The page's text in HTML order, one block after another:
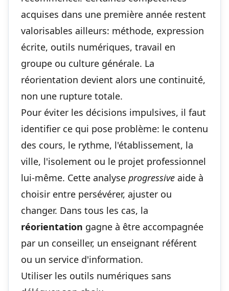
acquises dans une première année restent
valorisables ailleurs: méthode, expression
écrite, outils numériques, travail en
groupe ou culture générale. La
réorientation devient alors une continuité,
non une rupture totale.
Pour éviter les décisions impulsives, il faut
identifier ce qui pose problème: le contenu
des cours, le rythme, l'établissement, la
ville, l'isolement ou le projet professionnel
lui-même. Cette analyse progressive aide à
choisir entre persévérer, ajuster ou
changer. Dans tous les cas, la
réorientation gagne à être accompagnée
par un conseiller, un enseignant référent
ou un service d'information.
Utiliser les outils numériques sans